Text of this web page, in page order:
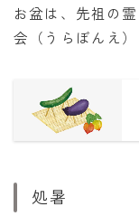
お盆は、先祖の
会（うらぼんえ）
処暑